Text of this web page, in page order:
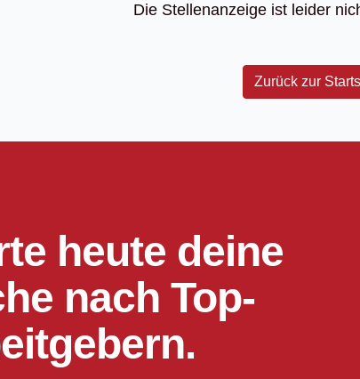
Die Stellenanzeige ist leider
Zurück zur
heute deine
nach Top-